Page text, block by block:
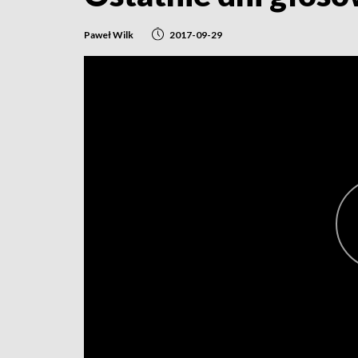
Paweł Wilk 2017-09-29